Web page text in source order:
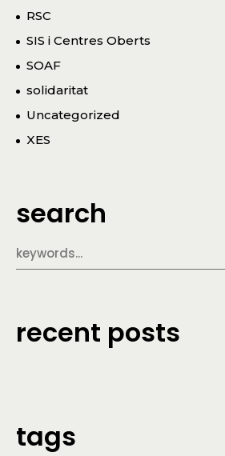
RSC
SIS i Centres Oberts
SOAF
solidaritat
Uncategorized
XES
search
recent posts
tags